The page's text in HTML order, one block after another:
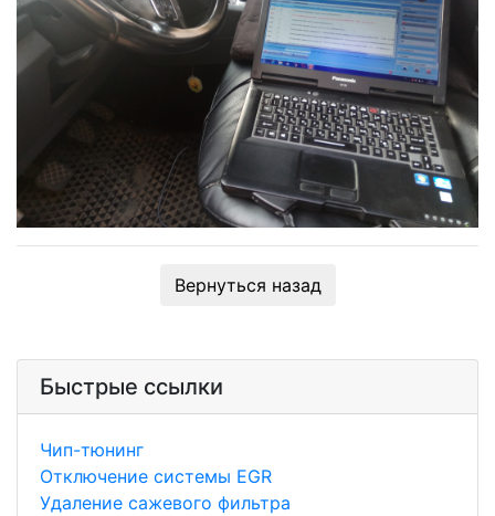
Вернуться назад
Быстрые ссылки
Чип-тюнинг
Отключение системы EGR
Удаление сажевого фильтра